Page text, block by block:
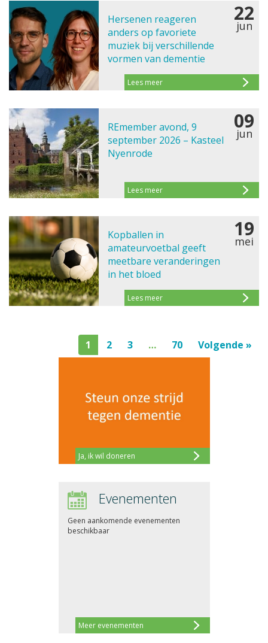
Hersenen reageren
anders op favoriete
muziek bij verschillende
vormen van dementie
22
jun
Lees meer
REmember avond, 9
september 2026 – Kasteel
Nyenrode
09
jun
Lees meer
Kopballen in
amateurvoetbal geeft
meetbare veranderingen
in het bloed
19
mei
Lees meer
1 2 3 … 70 Volgende »
Ja, ik wil doneren
Evenementen
Meer evenementen
Geen aankomende evenementen
beschikbaar